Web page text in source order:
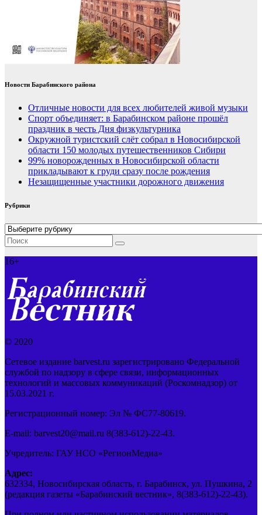
Новости Барабинского района
Отличные новости для всех любителей живой музыки
Спорт объединяет: в Барабинском районе прошёл
праздник в честь Дня физкультурника
Окружной туристский слёт собрал в Новосибирской
области 150 молодых путешественников Сибири
99% новорожденных в Новосибирской области
прикладывают к груди сразу после рождения
Незащищенные участники дорожного движения
Рубрики
Рубрики
16+
© 2020
Сетевое издание barvest.ru зарегистрировано Федеральной
службой по надзору в сфере связи, информационных
технологий и массовых коммуникаций (Роскомнадзор) от
15.03.2021 г.
Регистрационный номер: Эл № ФС77-80619.
E-mail: barvest20@mail.ru 8(383-612)-22-43.
Учредитель: ГАУ НСО «РегионМедиа»
Адрес:
632334, Новосибирская область, г. Барабинск, ул. Пушкина, 2
(редакция газеты «Барабинский вестник», 8(383-612)-22-43).